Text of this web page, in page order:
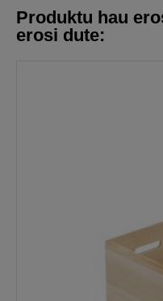
Produktu hau
erosi dute: